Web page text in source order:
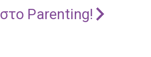
Parenting!